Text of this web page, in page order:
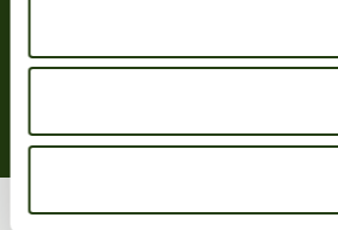
Skriv til os:info@bovieran.dk